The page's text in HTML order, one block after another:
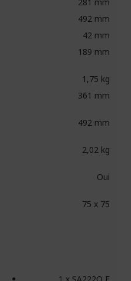
492 mm
42 mm
189 mm
1,75 kg
361 mm
492 mm
2,02 kg
Oui
75 x 75